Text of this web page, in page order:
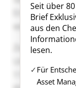
Seit über 80
Brief
aus den
lesen.
Für
Asset